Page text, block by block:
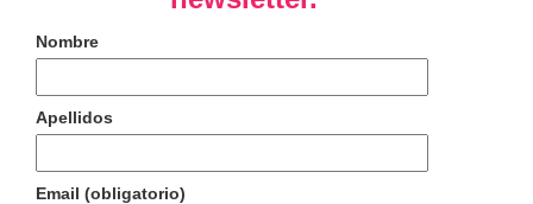
Nombre
Apellidos
Email (obligatorio)